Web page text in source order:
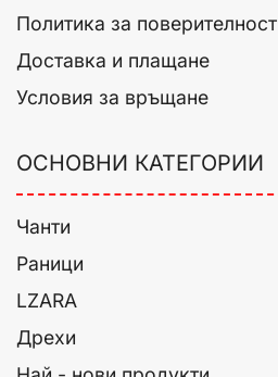
Политика за поверителност
Доставка и плащане
Условия за връщане
ОСНОВНИ КАТЕГОРИИ
Чанти
Раници
LZARA
Дрехи